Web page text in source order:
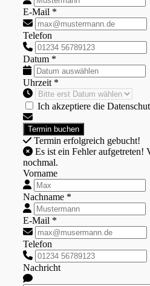
E-Mail *
Telefon
Datum *
Uhrzeit *
Ich akzeptiere die
Termin erfolgreich gebucht!
nochmal.
Vorname
Nachname *
E-Mail *
Telefon
Nachricht